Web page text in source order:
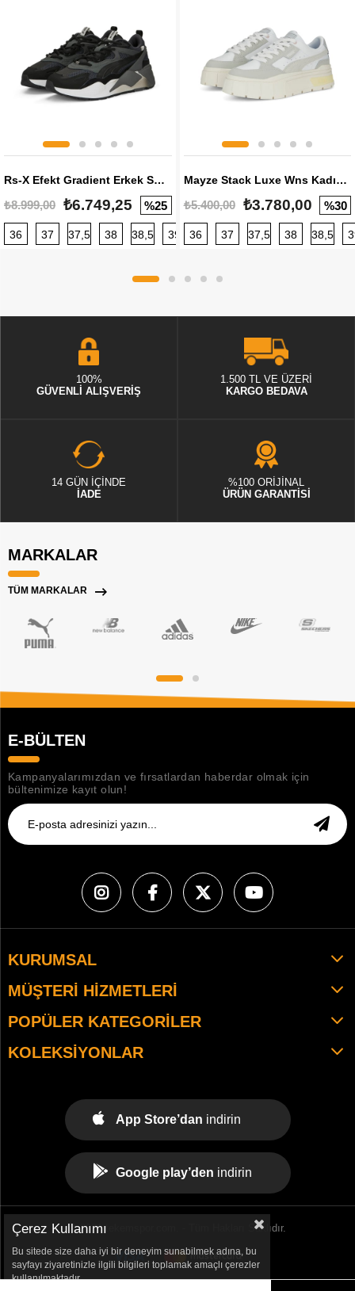
Rs-X Efekt Gradient Erkek Sneaker
₺8.999,00 ₺6.749,25 %25
36 37 37,5 38 38,5 39 40 40,5 41 42 42,5
Mayze Stack Luxe Wns Kadın Sneaker
₺5.400,00 ₺3.780,00 %30
36 37 37,5 38 38,5
100%
GÜVENLİ ALIŞVERİŞ
1.500 TL VE ÜZERİ
KARGO BEDAVA
14 GÜN İÇİNDE
İADE
%100 ORİJİNAL
ÜRÜN GARANTİSİ
MARKALAR
TÜM MARKALAR
E-BÜLTEN
Kampanyalarımızdan ve fırsatlardan haberdar olmak için
bültenimize kayıt olun!
KURUMSAL
MÜŞTERI HIZMETLERI
POPÜLER KATEGORILER
KOLEKSIYONLAR
App Store’dan indirin
Google play’den indirin
© 2021 tekemspor.com. - Tüm Hakları Saklıdır.
Çerez Kullanımı
Bu sitede size daha iyi bir deneyim sunabilmek adına, bu
sayfayı ziyaretinizle ilgili bilgileri toplamak amaçlı çerezler
kullanılmaktadır.